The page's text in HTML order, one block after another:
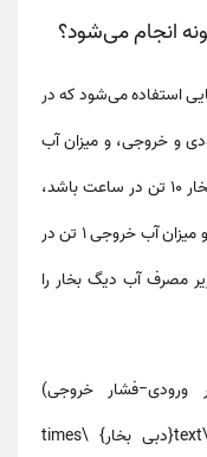
استفاده می‌شود که در
و خروجی، و میزان آب
باشد و میزان آب خروجی 1 تن در
مصرف آب دیگ بخاررا
ورودی−فشار خروجی)
−آب خروجی\text{مصرف آب} = \frac{(\text{دبی بخار} \times